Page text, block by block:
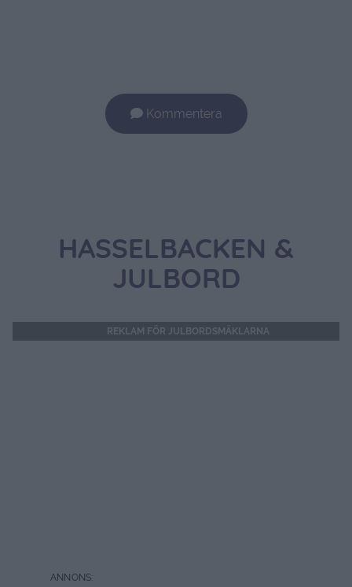
Kommentera
HASSELBACKEN &
JULBORD
REKLAM FÖR JULBORDSMÄKLARNA